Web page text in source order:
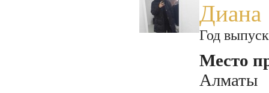
Диана
Год
Место
Алматы